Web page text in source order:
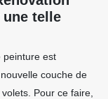
telle
peinture est
couche de
Pour ce faire,